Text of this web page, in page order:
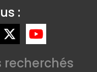
:
recherchés